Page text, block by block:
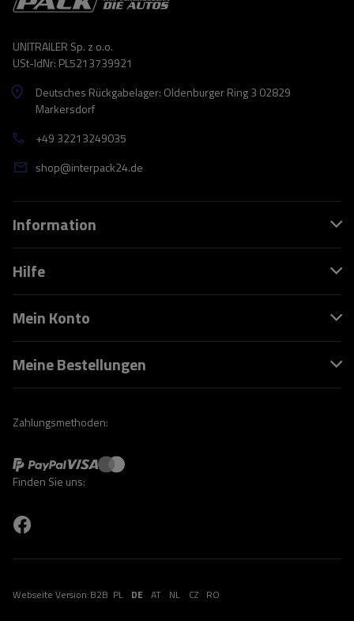
UNITRAILER Sp. z o.o.
USt-IdNr: PL5213739921
Deutsches Rückgabelager: Oldenburger Ring 3 02829
Markersdorf
+49 32213249035
shop@interpack24.de
Information
Hilfe
Mein Konto
Meine Bestellungen
Zahlungsmethoden:
Finden Sie uns:
Webseite Version:B2B PL DE AT NL CZ RO